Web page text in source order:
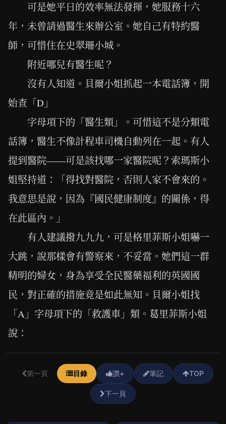
可是她平日的效率無法發揮，她服務十六
年，未曾請過醫生來辦公室。她自己有特約醫
師，可惜住在史翠珊小城。
附近哪兒有醫生呢？
沒有人知道。貝爾小姐抓起一本電話簿，開
始查「D」
字母項下的「醫生類」。可惜這不是分類電
話簿，醫生不像計程車司機自動列在一起。有人
提到醫院——可是該找哪一家醫院呢？索瑪斯小
姐堅持道：「得找對醫院，否則人家不會來的。
我意思是說，因為『國民健康制度』的關係，得
在此區內。」
有人建議撥九九九，可是格里菲斯小姐嚇一
大跳，說那樣會有警察來，不妥當。她們這一群
精明的婦女，身為享受全民醫藥福利的英國國
民，對正確的措施竟是如此無知。貝爾小姐找
「A」字母項下的「救護車」類。葛里菲斯小姐
說：
第一頁 目錄 讚+ 筆記 TOP
下一頁